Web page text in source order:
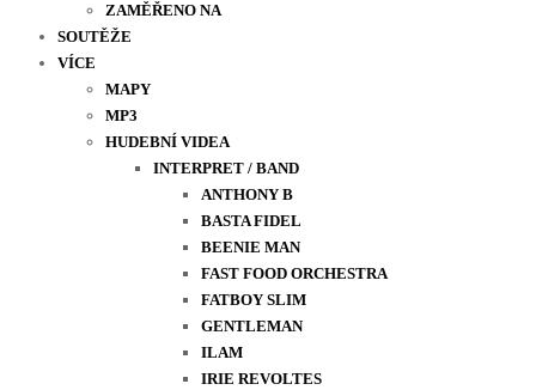
ZAMĚŘENO NA
SOUTĚŽE
VÍCE
MAPY
MP3
HUDEBNÍ VIDEA
INTERPRET / BAND
ANTHONY B
BASTA FIDEL
BEENIE MAN
FAST FOOD ORCHESTRA
FATBOY SLIM
GENTLEMAN
ILAM
IRIE REVOLTES